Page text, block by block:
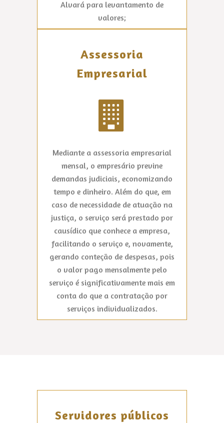
Alvará para levantamento de
valores;
Assessoria
Empresarial
Mediante a assessoria empresarial
mensal, o empresário previne
demandas judiciais, economizando
tempo e dinheiro. Além do que, em
caso de necessidade de atuação na
justiça, o serviço será prestado por
causídico que conhece a empresa,
facilitando o serviço e, novamente,
gerando conteção de despesas, pois
o valor pago mensalmente pelo
serviço é significativamente mais em
conta do que a contratação por
serviços individualizados.
Servidores públicos